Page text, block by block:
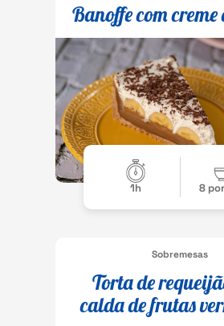
Banoffe com
1h 8
Sobremesas
Torta de
calda de frutas